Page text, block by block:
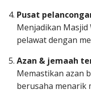
Pusat
Menjadikan
pelawat dengan
Azan & jemaah
Memastikan azan
berusaha menarik